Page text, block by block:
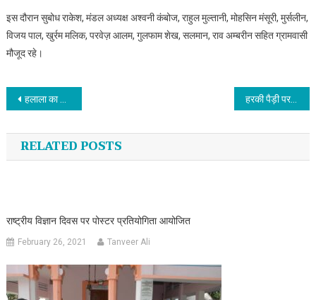
इस दौरान सुबोध राकेश, मंडल अध्यक्ष अश्वनी कंबोज, राहुल मुल्तानी, मोहसिन मंसूरी, मुर्सलीन,
विजय पाल, खुर्रम मलिक, परवेज़ आलम, गुलफाम शेख, सलमान, राव अम्बरीन सहित ग्रामवासी
मौजूद रहे।
Post navigation
हलाला का मामला दर्ज कराने वाली पीड़िता से मिले उत्तराखंड वक्फ बोर्ड के अध्यक्ष हरकी पैड़ी पर श्रीमद् भागवत कथा
RELATED POSTS
राष्ट्रीय विज्ञान दिवस पर पोस्टर प्रतियोगिता आयोजित
February 26, 2021 Tanveer Ali